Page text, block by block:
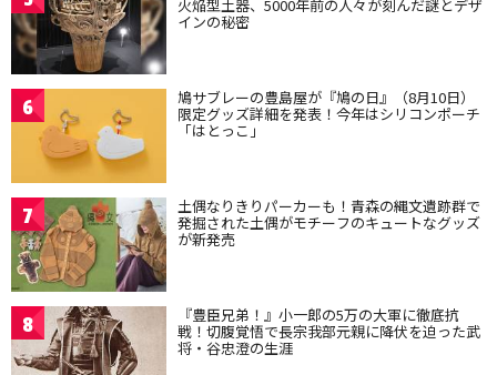
火焔型土器、5000年前の人々が刻んだ謎とデザ
インの秘密
6 鳩サブレーの豊島屋が『鳩の日』（8月10日）
限定グッズ詳細を発表！今年はシリコンポーチ
「はとっこ」
7 土偶なりきりパーカーも！青森の縄文遺跡群で
発掘された土偶がモチーフのキュートなグッズ
が新発売
8 『豊臣兄弟！』小一郎の5万の大軍に徹底抗
戦！切腹覚悟で長宗我部元親に降伏を迫った武
将・谷忠澄の生涯